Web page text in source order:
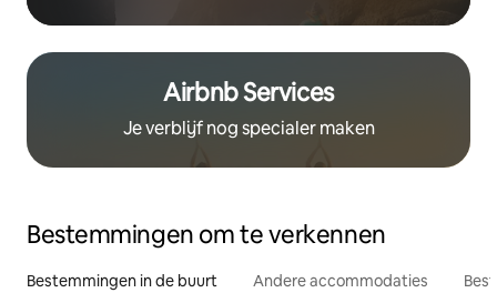
Airbnb Services
Je verblijf nog specialer maken
Bestemmingen om te verkennen
Bestemmingen in de buurt Andere accommodaties